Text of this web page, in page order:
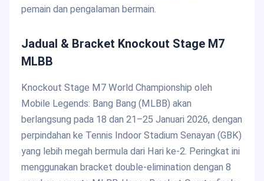
pemain dan pengalaman bermain.
Jadual & Bracket Knockout Stage M7
MLBB
Knockout Stage M7 World Championship oleh
Mobile Legends: Bang Bang (MLBB) akan
berlangsung pada 18 dan 21–25 Januari 2026, dengan
perpindahan ke Tennis Indoor Stadium Senayan (GBK)
yang lebih megah bermula dari Hari ke-2. Peringkat ini
menggunakan bracket double-elimination dengan 8